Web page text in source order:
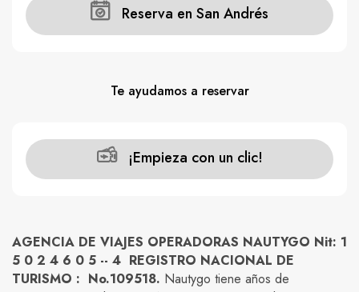
Reserva en San Andrés
Te ayudamos a reservar
¡Empieza con un clic!
AGENCIA DE VIAJES OPERADORAS NAUTYGO Nit: 1
5 0 2 4 6 0 5 -- 4 REGISTRO NACIONAL DE
TURISMO : No.109518. Nautygo tiene años de